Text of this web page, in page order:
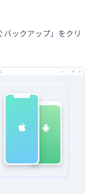
ックアップ」をクリ